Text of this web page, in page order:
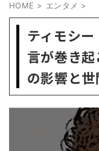
HOME > エンタメ >
ティモシ
言が巻き
の影響と